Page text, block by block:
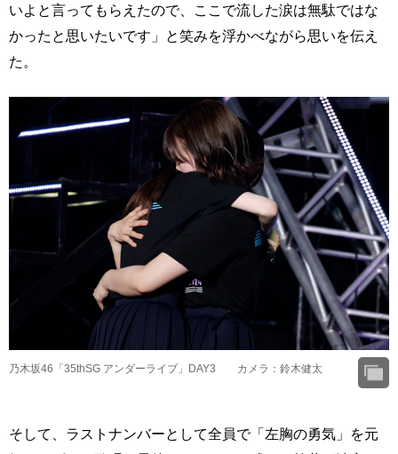
いよと言ってもらえたので、ここで流した涙は無駄ではな
かったと思いたいです」と笑みを浮かべながら思いを伝え
た。
乃木坂46「35thSG アンダーライブ」DAY3 カメラ：鈴木健太
そして、ラストナンバーとして全員で「左胸の勇気」を元